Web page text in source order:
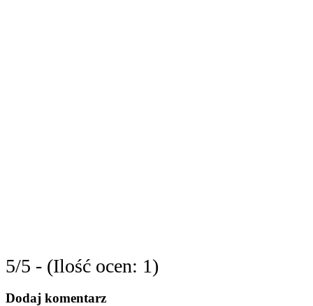
5/5 - (Ilość ocen: 1)
Dodaj komentarz